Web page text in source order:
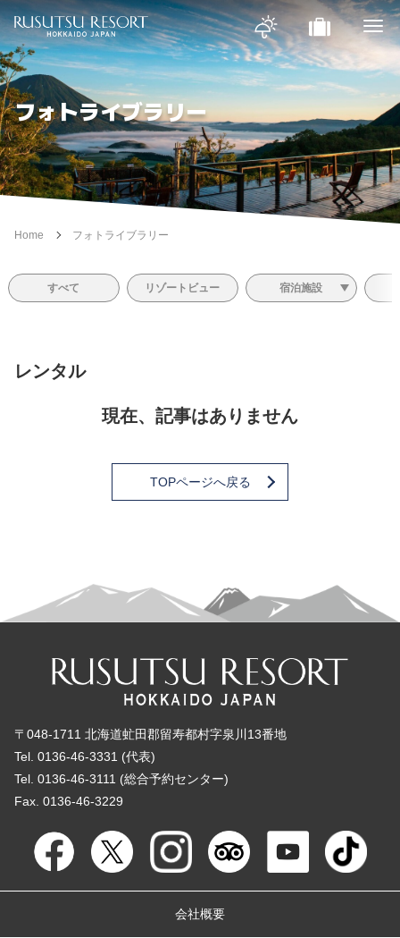
フォトライブラリー
Home フォトライブラリー
すべて リゾートビュー 宿泊施設
レンタル
現在、記事はありません
TOPページへ戻る
〒048-1711 北海道虻田郡留寿都村字泉川13番地
Tel. 0136-46-3331 (代表)
Tel. 0136-46-3111 (総合予約センター)
Fax. 0136-46-3229
会社概要